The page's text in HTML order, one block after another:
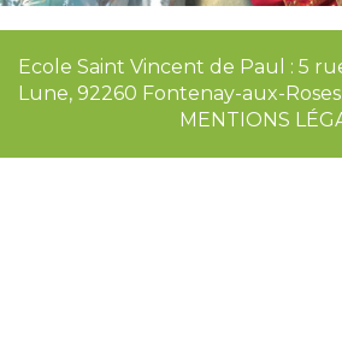
Ecole Saint Vincent de Paul : 5
Lune, 92260 Fontenay-aux-Roses
MENTIONS